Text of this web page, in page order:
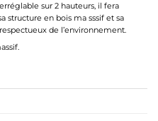
sur 2 hauteurs, il fera
structure en bois ma sssif et sa
de l’environnement.